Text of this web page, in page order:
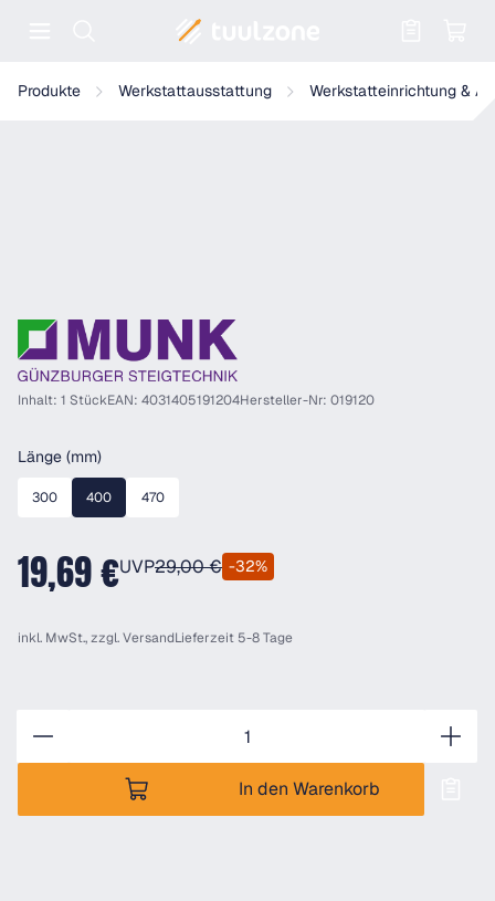
Produkte Werkstattausstattung Werkstatteinrichtung &
Munk Lochsprosse Edelstahl V4A
Inhalt: 1 StückEAN: 4031405191204Hersteller-Nr: 019120
Länge (mm)auswählen
300 400 470
19,69 €UVP29,00 € -32%
inkl. MwSt., zzgl.VersandLieferzeit 5-8 Tage
In den Warenkorb